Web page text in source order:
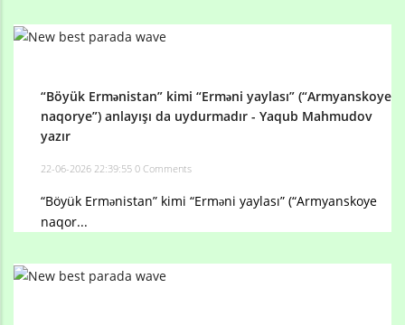
“Böyük Ermənistan” kimi “Erməni yaylası” (“Armyanskoye
naqorye”) anlayışı da uydurmadır - Yaqub Mahmudov
yazır
22-06-2026 22:39:55 0 Comments
“Böyük Ermənistan” kimi “Erməni yaylası” (“Armyanskoye
naqor...